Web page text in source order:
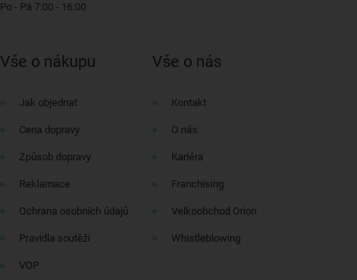
Po - Pá 7:00 - 16:00
Vše o nákupu
Jak objednat
Cena dopravy
Způsob dopravy
Reklamace
Ochrana osobních údajů
Pravidla soutěží
VOP
Vše o nás
Kontakt
O nás
Kariéra
Franchising
Velkoobchod Orion
Whistleblowing